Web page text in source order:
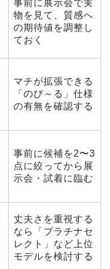
事前に展示会で実
物を見て、質感へ
の期待値を調整し
ておく
マチが拡張できる
「のび～る」仕様
の有無を確認する
事前に候補を2〜3
点に絞ってから展
示会・試着に臨む
丈夫さを重視する
なら「プラチナセ
レクト」など上位
モデルを検討する